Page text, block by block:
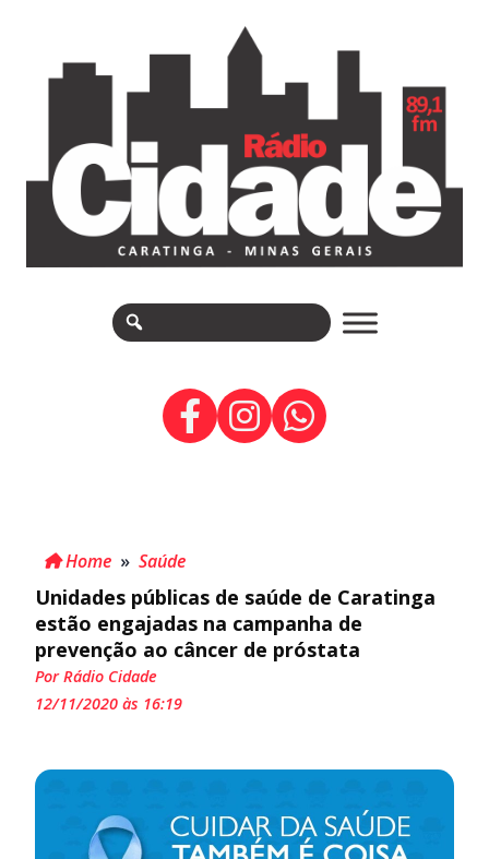
Home » Saúde
Unidades públicas de saúde de Caratinga
estão engajadas na campanha de
prevenção ao câncer de próstata
Por Rádio Cidade
12/11/2020 às 16:19